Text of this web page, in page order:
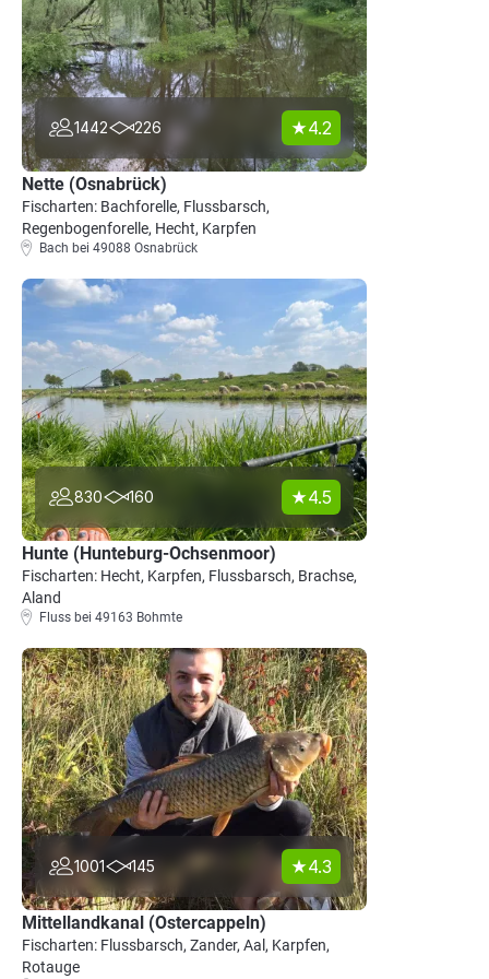
1442 226 4.2
Nette (Osnabrück)
Fischarten: Bachforelle, Flussbarsch,
Regenbogenforelle, Hecht, Karpfen
Bach bei 49088 Osnabrück
830 160 4.5
Hunte (Hunteburg-Ochsenmoor)
Fischarten: Hecht, Karpfen, Flussbarsch, Brachse,
Aland
Fluss bei 49163 Bohmte
1001 145 4.3
Mittellandkanal (Ostercappeln)
Fischarten: Flussbarsch, Zander, Aal, Karpfen,
Rotauge